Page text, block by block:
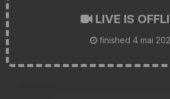
LIVE IS
finished 4 mai